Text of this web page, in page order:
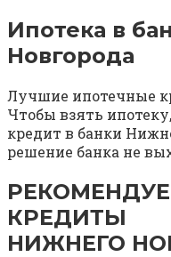
Ипотека в
Новгорода
Лучшие ипотечные
Чтобы взять
кредит в банки
решение банка не
КРЕДИТЫ
НИЖНЕГО